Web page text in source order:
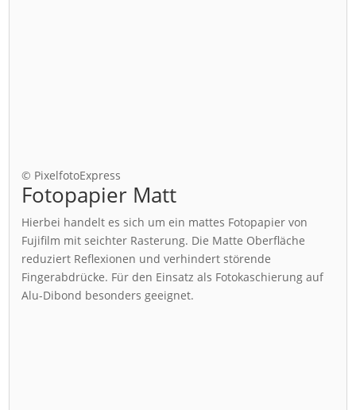
© PixelfotoExpress
Fotopapier Matt
Hierbei handelt es sich um ein mattes Fotopapier von
Fujifilm mit seichter Rasterung. Die Matte Oberfläche
reduziert Reflexionen und verhindert störende
Fingerabdrücke. Für den Einsatz als Fotokaschierung auf
Alu-Dibond besonders geeignet.